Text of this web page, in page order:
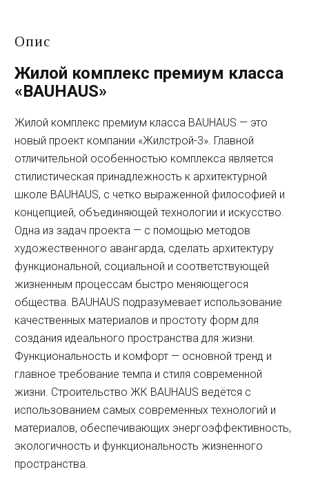
Опис
Жилой комплекс премиум класса
«BAUHAUS»
Жилой комплекс премиум класса BAUHAUS — это
новый проект компании «Жилстрой-3». Главной
отличительной особенностью комплекса является
стилистическая принадлежность к архитектурной
школе BAUHAUS, с четко выраженной философией и
концепцией, объединяющей технологии и искусство.
Одна из задач проекта — с помощью методов
художественного авангарда, сделать архитектуру
функциональной, социальной и соответствующей
жизненным процессам быстро меняющегося
общества. BAUHAUS подразумевает использование
качественных материалов и простоту форм для
создания идеального пространства для жизни.
Функциональность и комфорт — основной тренд и
главное требование темпа и стиля современной
жизни. Строительство ЖК BAUHAUS ведётся с
использованием самых современных технологий и
материалов, обеспечивающих энергоэффективность,
экологичность и функциональность жизненного
пространства.